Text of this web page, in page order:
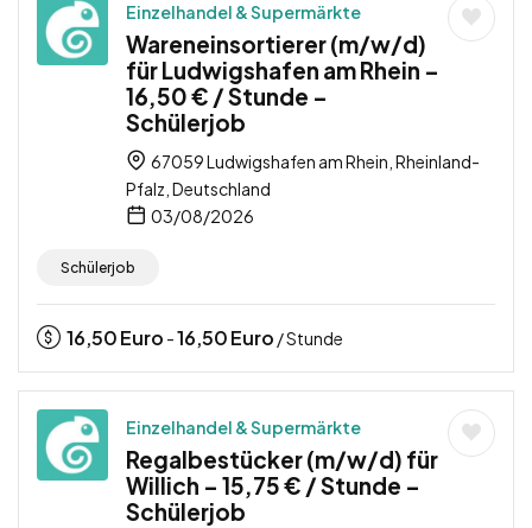
Einzelhandel & Supermärkte
Wareneinsortierer (m/w/d)
für Ludwigshafen am Rhein –
16,50 € / Stunde –
Schülerjob
67059 Ludwigshafen am Rhein, Rheinland-
Pfalz, Deutschland
03/08/2026
Schülerjob
16,50Euro -16,50Euro / Stunde
Einzelhandel & Supermärkte
Regalbestücker (m/w/d) für
Willich – 15,75 € / Stunde –
Schülerjob